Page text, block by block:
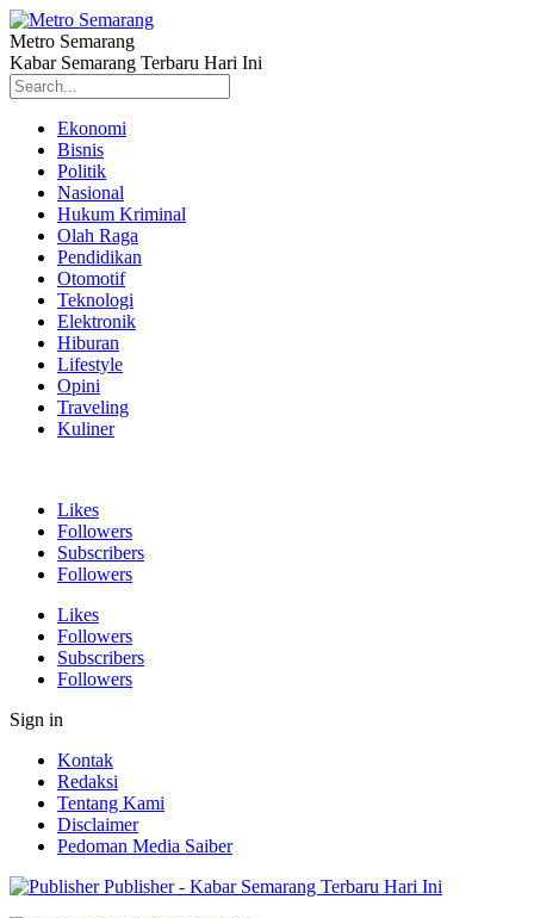
Metro Semarang
Kabar Semarang Terbaru Hari Ini
Ekonomi
Bisnis
Politik
Nasional
Hukum Kriminal
Olah Raga
Pendidikan
Otomotif
Teknologi
Elektronik
Hiburan
Lifestyle
Opini
Traveling
Kuliner
Likes
Followers
Subscribers
Followers
Likes
Followers
Subscribers
Followers
Sign in
Kontak
Redaksi
Tentang Kami
Disclaimer
Pedoman Media Saiber
Publisher - Kabar Semarang Terbaru Hari Ini